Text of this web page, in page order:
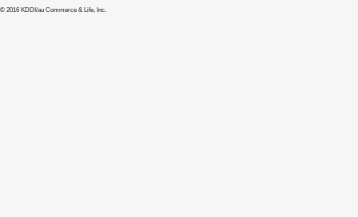
© 2016 KDDI/au Commerce & Life, Inc.